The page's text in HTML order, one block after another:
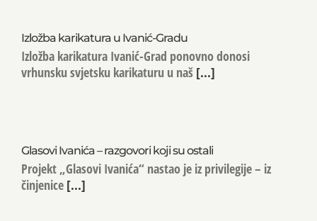
Izložba karikatura u Ivanić-Gradu
Izložba karikatura Ivanić-Grad ponovno donosi
vrhunsku svjetsku karikaturu u naš [...]
Glasovi Ivanića – razgovori koji su ostali
Projekt „Glasovi Ivanića“ nastao je iz privilegije – iz
činjenice [...]